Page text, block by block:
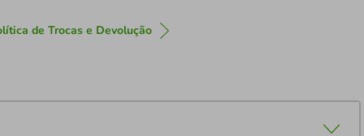
de Trocas e Devolução